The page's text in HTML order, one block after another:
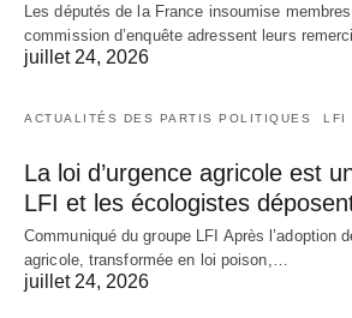
Les députés de la France insoumise
commission d’enquête adressent leurs
juillet 24, 2026
ACTUALITÉS DES PARTIS POLITIQUES LFI
La loi d’urgence agricole est
LFI et les écologistes
Communiqué du groupe LFI Après l’adoption
agricole, transformée en loi poison,…
juillet 24, 2026